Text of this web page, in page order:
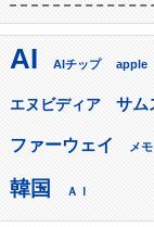
AI AIチップ apple
エヌビディア サム
ファーウェイ メモ
韓国 ＡＩ